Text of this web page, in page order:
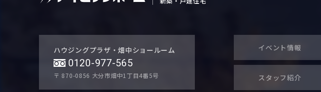
ハウジングプラザ・畑中ショールーム
0120-977-565
〒 870-0856 大分市畑中1丁目4番5号
イベント情報
スタッフ紹介